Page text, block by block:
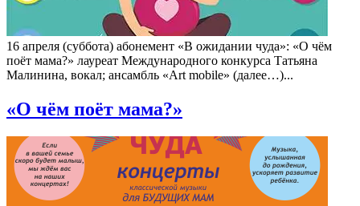
16 апреля (суббота) абонемент «В ожидании чуда»: «О чём
поёт мама?» лауреат Международного конкурса Татьяна
Малинина, вокал; ансамбль «Art mobile» (далее…)...
«О чём поёт мама?»